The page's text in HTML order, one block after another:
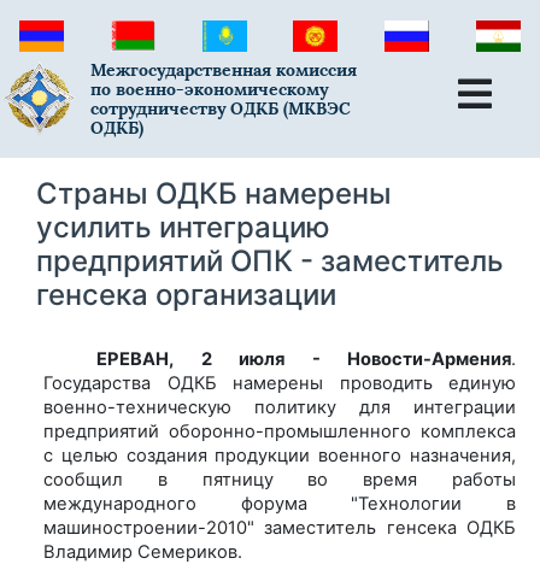
Межгосударственная комиссия
по военно-экономическому
сотрудничеству ОДКБ (МКВЭС
ОДКБ)
Страны ОДКБ намерены
усилить интеграцию
предприятий ОПК - заместитель
генсека организации
ЕРЕВАН, 2 июля - Новости-Армения.
Государства ОДКБ намерены проводить единую
военно-техническую политику для интеграции
предприятий оборонно-промышленного комплекса
с целью создания продукции военного назначения,
сообщил в пятницу во время работы
международного форума "Технологии в
машиностроении-2010" заместитель генсека ОДКБ
Владимир Семериков.